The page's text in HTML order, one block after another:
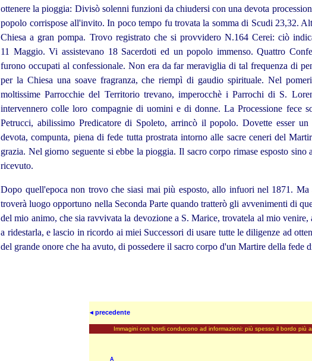
ottenere la pioggia: Divisò solenni funzioni da chiudersi con una devota
popolo corrispose all'invito. In poco tempo fu trovata la somma di Scudi 23,32.
Chiesa a gran pompa. Trovo registrato che si provvidero N.164 Cerei: ciò
11 Maggio. Vi assistevano 18 Sacerdoti ed un popolo immenso. Quattro
furono occupati al confessionale. Non era da far meraviglia di tal frequenza di
per la Chiesa una soave fragranza, che riempì di gaudio spirituale. Nel
moltissime Parrocchie del Territorio trevano, imperocchè i Parrochi di S.
intervennero colle loro compagnie di uomini e di donne. La Processione fece
Petrucci, abilissimo Predicatore di Spoleto, arrincò il popolo. Dovette esser
devota, compunta, piena di fede tutta prostrata intorno alle sacre ceneri del
grazia. Nel giorno seguente si ebbe la pioggia. Il sacro corpo rimase esposto
ricevuto.
Dopo quell'epoca non trovo che siasi mai più esposto, allo infuori nel 1871.
troverà luogo opportuno nella Seconda Parte quando tratterò gli avvenimenti di
del mio animo, che sia ravvivata la devozione a S. Marice, trovatela al mio
a ridestarla, e lascio in ricordo ai miei Successori di usare tutte le diligenze ad
del grande onore che ha avuto, di possedere il sacro corpo d'un Martire della fede
◂ precedente
Immagini con bordi conducono ad informazioni: più spesso il bordo più
A